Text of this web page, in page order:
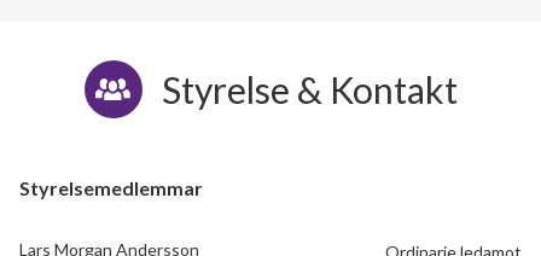
Styrelse & Kontakt
Styrelsemedlemmar
Lars Morgan Andersson